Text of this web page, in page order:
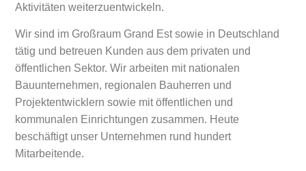
Aktivitäten weiterzuentwickeln.
Wir sind im Großraum Grand Est sowie in Deutschland
tätig und betreuen Kunden aus dem privaten und
öffentlichen Sektor. Wir arbeiten mit nationalen
Bauunternehmen, regionalen Bauherren und
Projektentwicklern sowie mit öffentlichen und
kommunalen Einrichtungen zusammen. Heute
beschäftigt unser Unternehmen rund hundert
Mitarbeitende.